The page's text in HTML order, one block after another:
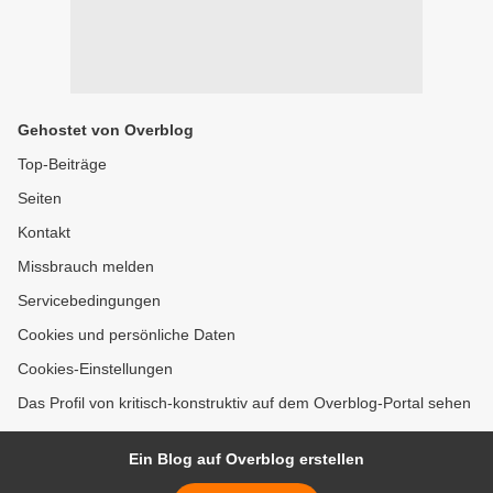
Gehostet von Overblog
Top-Beiträge
Seiten
Kontakt
Missbrauch melden
Servicebedingungen
Cookies und persönliche Daten
Cookies-Einstellungen
Das Profil von kritisch-konstruktiv auf dem Overblog-Portal sehen
Ein Blog auf Overblog erstellen